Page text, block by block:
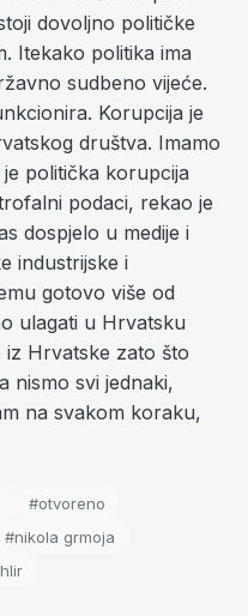
dovoljno političke
Itekako politika ima
sudbeno vijeće.
Korupcija je
društva. Imamo
politička korupcija
podaci, rekao je
dospjelo u medije i
industrijske i
gotovo više od
ulagati u Hrvatsku
iz Hrvatske zato što
nismo svi jednaki,
na svakom koraku,
#otvoreno
#nikola grmoja